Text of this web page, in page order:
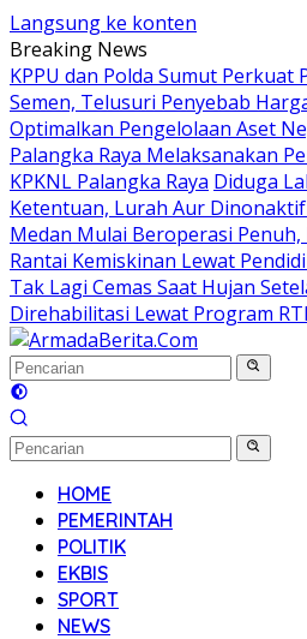
Langsung ke konten
Breaking News
KPPU dan Polda Sumut Perkuat
Semen, Telusuri Penyebab
Optimalkan Pengelolaan Aset
Palangka Raya Melaksanakan
KPKNL Palangka Raya Diduga
Ketentuan, Lurah Aur
Medan Mulai Beroperasi
Rantai Kemiskinan Lewat
Tak Lagi Cemas Saat Hujan
Direhabilitasi Lewat Program
HOME
PEMERINTAH
POLITIK
EKBIS
SPORT
NEWS